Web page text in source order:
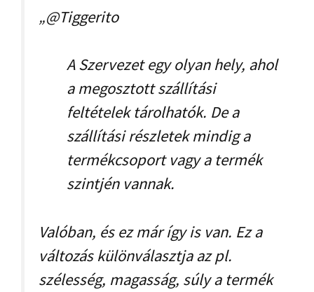
„@Tiggerito
A Szervezet egy olyan hely, ahol
a megosztott szállítási
feltételek tárolhatók. De a
szállítási részletek mindig a
termékcsoport vagy a termék
szintjén vannak.
Valóban, és ez már így is van. Ez a
változás különválasztja az pl.
szélesség, magasság, súly a termék